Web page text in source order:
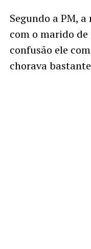
Segundo a PM,
com o marido
confusão ele
chorava